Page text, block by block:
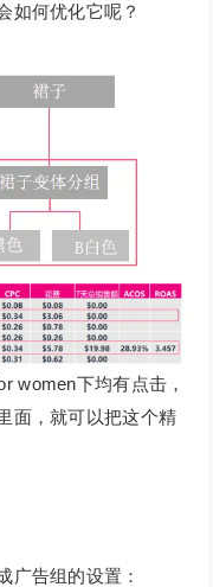
如何优化它呢？
women下均有点击，
面，就可以把这个精
广告组的设置：